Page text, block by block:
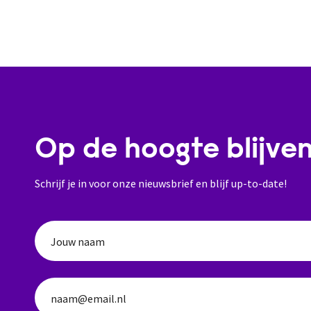
Op de hoogte
Schrijf je in voor onze nieuwsbrief en blijf up-to-date!
Jouw naam
naam@email.nl